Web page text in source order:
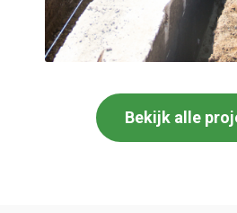
Bekijk alle